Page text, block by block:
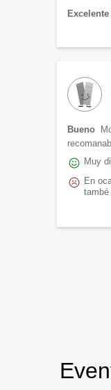
Excelente
Bueno
Muy
En